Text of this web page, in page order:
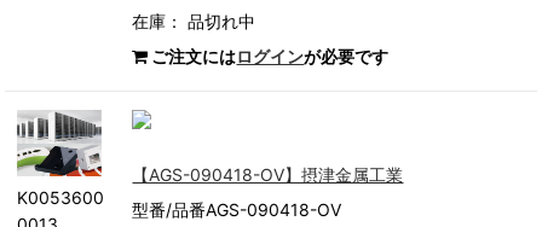
在庫：品切れ中
ご注文にはログインが必要です
K0053600
【AGS-090418-OV】摂津金属工業
型番/品番AGS-090418-OV